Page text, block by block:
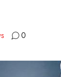
0